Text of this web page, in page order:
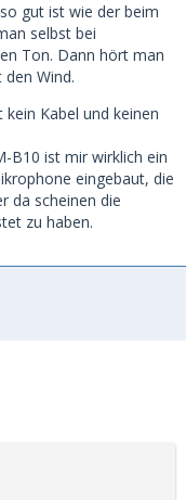
gut ist wie der beim
selbst bei
Ton. Dann hört man
Wind.
Kabel und keinen
B10 ist mir wirklich ein
eingebaut, die
da scheinen die
zu haben.